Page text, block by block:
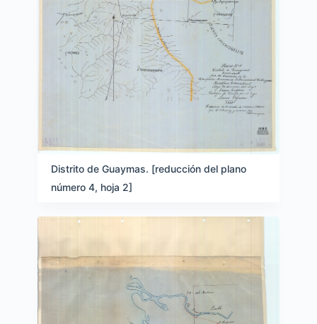
Distrito de Guaymas. [reducción del plano
número 4, hoja 2]